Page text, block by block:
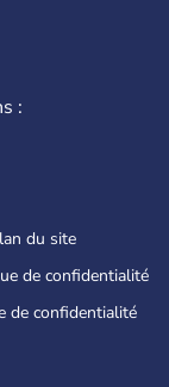
:
du site
de confidentialité
de confidentialité